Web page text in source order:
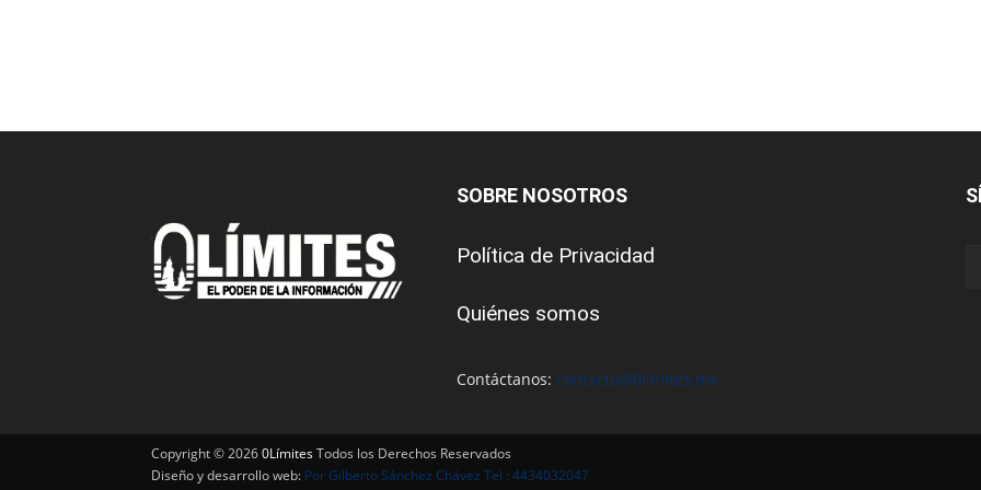
SOBRE NOSOTROS
Política de Privacidad
Quiénes somos
Contáctanos: contacto@0limites.mx
Copyright © 20260LímitesTodos los Derechos Reservados
Diseño y desarrollo web: Por Gilberto Sánchez Chávez Tel : 4434032047